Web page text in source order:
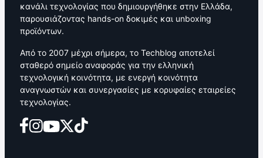
κανάλι τεχνολογίας που δημιουργήθηκε στην Ελλάδα,
παρουσιάζοντας hands-on δοκιμές και unboxing
προϊόντων.
Από το 2007 μέχρι σήμερα, το Techblog αποτελεί
σταθερό σημείο αναφοράς για την ελληνική
τεχνολογική κοινότητα, με ενεργή κοινότητα
αναγνωστών και συνεργασίες με κορυφαίες εταιρείες
τεχνολογίας.